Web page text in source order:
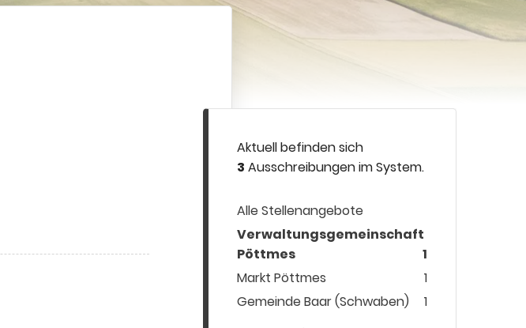
Aktuell befinden sich
3 Ausschreibungen im System.
Alle Stellenangebote
Verwaltungsgemeinschaft
Pöttmes
1
Markt Pöttmes
1
Gemeinde Baar (Schwaben)
1